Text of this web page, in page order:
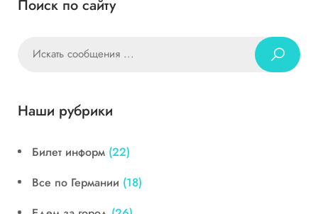
Поиск по сайту
Наши рубрики
Билет информ (22)
Все по Германии (18)